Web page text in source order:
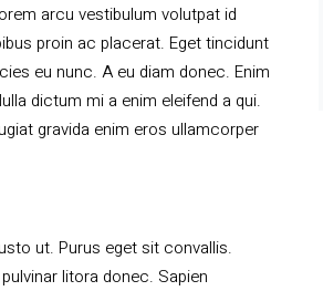
arcu vestibulum volutpat id
proin ac placerat. Eget tincidunt
eu nunc. A eu diam donec. Enim
dictum mi a enim eleifend a qui.
gravida enim eros ullamcorper
ut. Purus eget sit convallis.
litora donec. Sapien